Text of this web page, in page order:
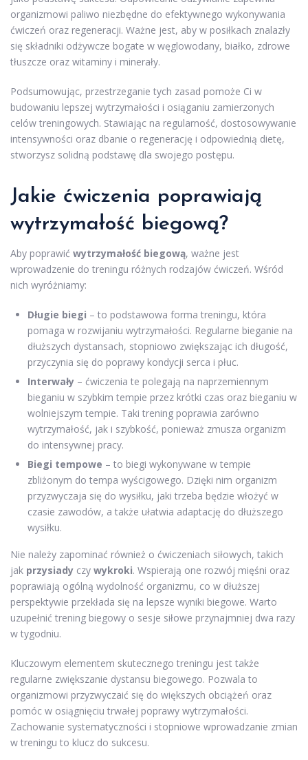
organizmowi paliwo niezbędne do efektywnego wykonywania
ćwiczeń oraz regeneracji. Ważne jest, aby w posiłkach znalazły
się składniki odżywcze bogate w węglowodany, białko, zdrowe
tłuszcze oraz witaminy i minerały.
Podsumowując, przestrzeganie tych zasad pomoże Ci w
budowaniu lepszej wytrzymałości i osiąganiu zamierzonych
celów treningowych. Stawiając na regularność, dostosowywanie
intensywności oraz dbanie o regenerację i odpowiednią dietę,
stworzysz solidną podstawę dla swojego postępu.
Jakie ćwiczenia poprawiają
wytrzymałość biegową?
Aby poprawić wytrzymałość biegową, ważne jest
wprowadzenie do treningu różnych rodzajów ćwiczeń. Wśród
nich wyróżniamy:
Długie biegi – to podstawowa forma treningu, która
pomaga w rozwijaniu wytrzymałości. Regularne bieganie na
dłuższych dystansach, stopniowo zwiększając ich długość,
przyczynia się do poprawy kondycji serca i płuc.
Interwały – ćwiczenia te polegają na naprzemiennym
bieganiu w szybkim tempie przez krótki czas oraz bieganiu w
wolniejszym tempie. Taki trening poprawia zarówno
wytrzymałość, jak i szybkość, ponieważ zmusza organizm
do intensywnej pracy.
Biegi tempowe – to biegi wykonywane w tempie
zbliżonym do tempa wyścigowego. Dzięki nim organizm
przyzwyczaja się do wysiłku, jaki trzeba będzie włożyć w
czasie zawodów, a także ułatwia adaptację do dłuższego
wysiłku.
Nie należy zapominać również o ćwiczeniach siłowych, takich
jak przysiady czy wykroki. Wspierają one rozwój mięśni oraz
poprawiają ogólną wydolność organizmu, co w dłuższej
perspektywie przekłada się na lepsze wyniki biegowe. Warto
uzupełnić trening biegowy o sesje siłowe przynajmniej dwa razy
w tygodniu.
Kluczowym elementem skutecznego treningu jest także
regularne zwiększanie dystansu biegowego. Pozwala to
organizmowi przyzwyczaić się do większych obciążeń oraz
pomóc w osiągnięciu trwałej poprawy wytrzymałości.
Zachowanie systematyczności i stopniowe wprowadzanie zmian
w treningu to klucz do sukcesu.